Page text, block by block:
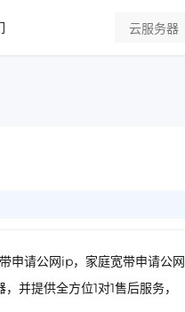
申请公网ip，家庭宽带申请公网
并提供全方位1对1售后服务，